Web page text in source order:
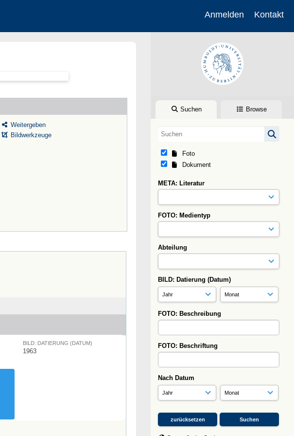
Anmelden Kontakt
Suchen Browse
Foto
Dokument
META: Literatur
FOTO: Medientyp
Abteilung
BILD: Datierung (Datum)
FOTO: Beschreibung
FOTO: Beschriftung
Nach Datum
Weitergeben
Bildwerkzeuge
BILD: DATIERUNG (DATUM)
1963